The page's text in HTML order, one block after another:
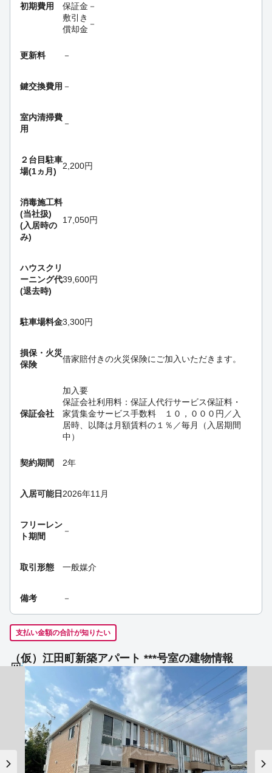
初期費用
保証金 －
敷引き
償却金
－
更新料 －
鍵交換費用 －
室内清掃費
用
－
２台目駐車
場(1ヵ月)
2,200円
消毒施工料
(当社扱)
(入居時の
み)
17,050円
ハウスクリ
ーニング代
(退去時)
39,600円
駐車場料金3,300円
損保・ 火災
保険
借家賠付きの火災保険にご加入いただきます。
保証会社
加入要
保証会社利用料：保証人代行サービス保証料・
家賃集金サービス手数料 １０，０００円／入
居時、以降は月額賃料の１％／毎月（入居期間
中）
契約期間 2年
入居可能日2026年11月
フリーレン
ト期間
－
取引形態 一般媒介
備考 －
支払い金額の合計が知りたい
（仮）江田町新築アパート ***号室の建物情報